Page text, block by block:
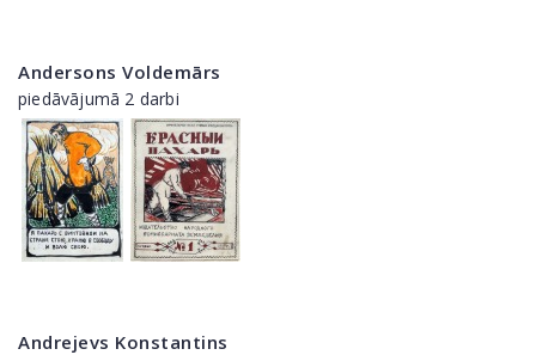
Andersons Voldemārs
piedāvājumā 2 darbi
Andrejevs Konstantins